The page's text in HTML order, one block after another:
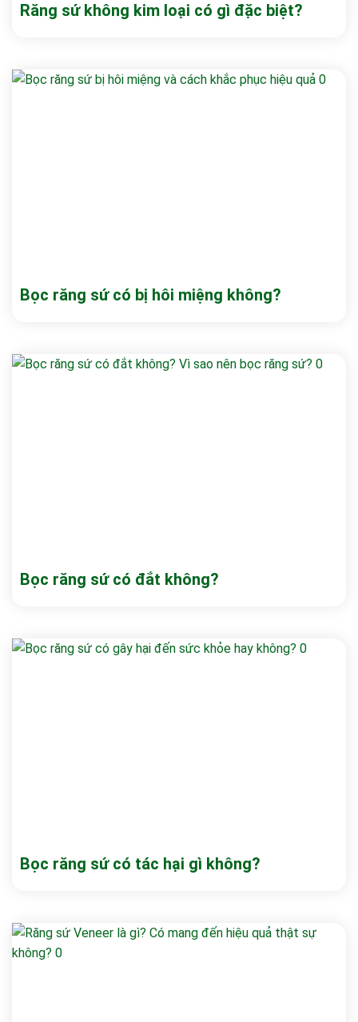
Răng sứ không kim loại có gì đặc biệt?
Bọc răng sứ có bị hôi miệng không?
Bọc răng sứ có đắt không?
Bọc răng sứ có tác hại gì không?